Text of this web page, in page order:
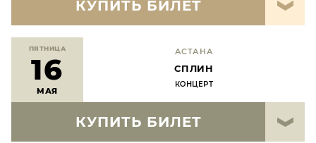
КУПИТЬ БИЛЕТ
ПЯТНИЦА
16
МАЯ
АСТАНА
СПЛИН
КОНЦЕРТ
КУПИТЬ БИЛЕТ